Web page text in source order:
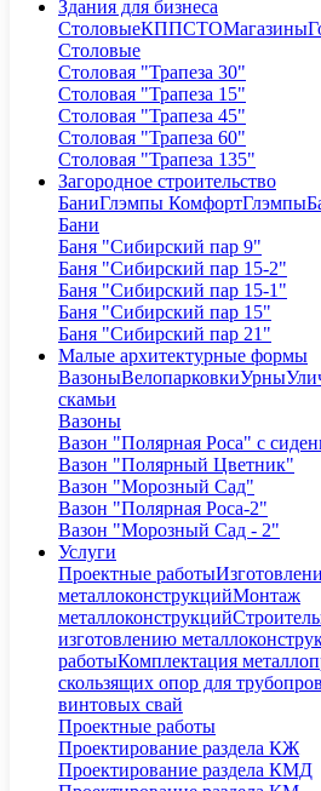
Здания для бизнеса
СтоловыеКППСТОМагазины
Столовые
Столовая "Трапеза 30"
Столовая "Трапеза 15"
Столовая "Трапеза 45"
Столовая "Трапеза 60"
Столовая "Трапеза 135"
Загородное строительство
БаниГлэмпы КомфортГлэмпы
Бани
Баня "Сибирский пар 9"
Баня "Сибирский пар 15-2"
Баня "Сибирский пар 15-1"
Баня "Сибирский пар 15"
Баня "Сибирский пар 21"
Малые архитектурные формы
ВазоныВелопарковкиУрны
скамьи
Вазоны
Вазон "Полярная Роса" с
Вазон "Полярный Цветник"
Вазон "Морозный Сад"
Вазон "Полярная Роса-2"
Вазон "Морозный Сад - 2"
Услуги
Проектные работы
металлоконструкцийМонтаж
металлоконструкций
изготовлению
работыКомплектация
скользящих опор для
винтовых свай
Проектные работы
Проектирование раздела КЖ
Проектирование раздела КМД